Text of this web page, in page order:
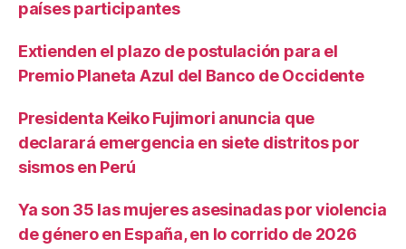
países participantes
Extienden el plazo de postulación para el
Premio Planeta Azul del Banco de Occidente
Presidenta Keiko Fujimori anuncia que
declarará emergencia en siete distritos por
sismos en Perú
Ya son 35 las mujeres asesinadas por violencia
de género en España, en lo corrido de 2026